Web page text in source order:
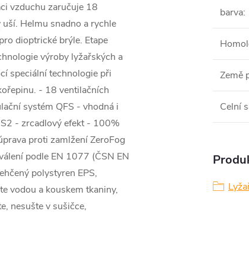
vzduchu zaručuje 18
Helmu snadno a rychle
dioptrické brýle. Etape
výroby lyžařských a
speciální technologie při
- 18 ventilačních
systém QFS - vhodná i
- zrcadlový efekt - 100%
proti zamlžení ZeroFog
podle EN 1077 (ČSN EN
polystyren EPS,
vodou a kouskem tkaniny,
nesušte v sušičce,
barva:
Země
Celní